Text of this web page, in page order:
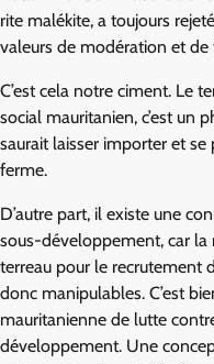
rite malékite, a toujours
valeurs de modération et de
C’est cela notre ciment. Le
social mauritanien, c’est un
saurait laisser importer et se
ferme.
D’autre part, il existe une
sous-développement, car la
terreau pour le recrutement
donc manipulables. C’est
mauritanienne de lutte
développement. Une